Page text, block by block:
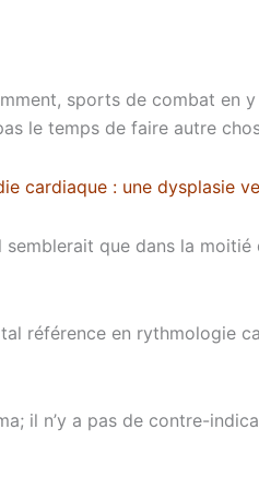
sports de combat
le temps de faire autre
cardiaque : une dysplasie
que dans la
référence en rythmologie
il n’y a pas de contre-